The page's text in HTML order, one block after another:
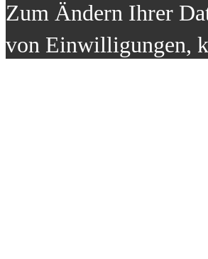
Zum Ändern Ihrer
von Einwilligungen,